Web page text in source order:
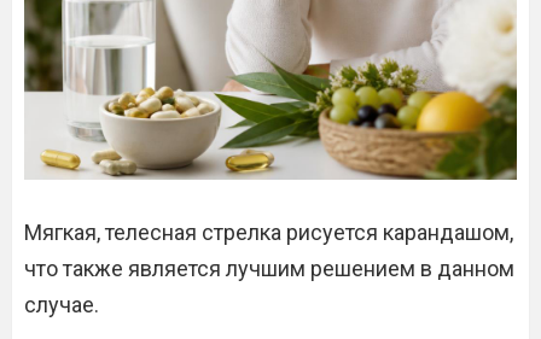
Мягкая, телесная стрелка рисуется карандашом,
что также является лучшим решением в данном
случае.